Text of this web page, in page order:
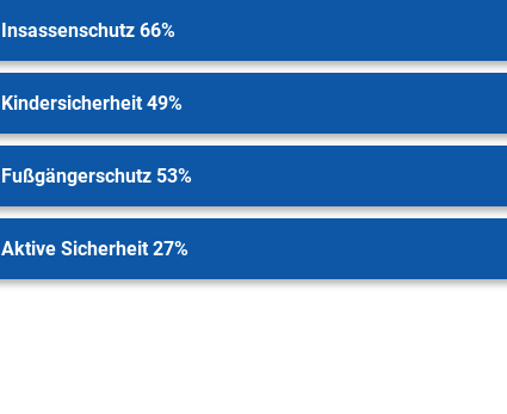
Insassenschutz 66%
Kindersicherheit 49%
Fußgängerschutz 53%
Aktive Sicherheit 27%